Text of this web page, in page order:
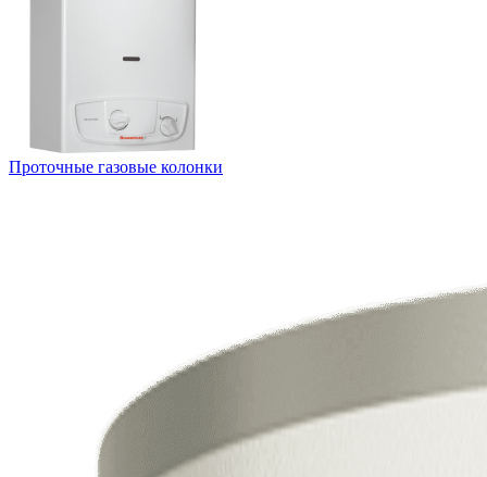
Проточные газовые колонки